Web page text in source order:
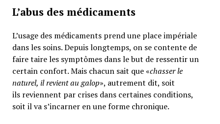
L’abus des médicaments
L’usage des médicaments prend une place impériale
dans les soins. Depuis longtemps, on se contente de
faire taire les symptômes dans le but de ressentir un
certain confort. Mais chacun sait que «chasser le
naturel, il revient au galop», autrement dit, soit
ils reviennent par crises dans certaines conditions,
soit il va s’incarner en une forme chronique.